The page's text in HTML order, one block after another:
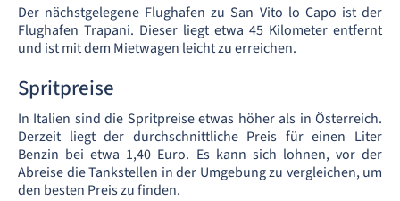
Der nächstgelegene Flughafen zu San Vito lo Capo ist der
Flughafen Trapani. Dieser liegt etwa 45 Kilometer entfernt
und ist mit dem Mietwagen leicht zu erreichen.
Spritpreise
In Italien sind die Spritpreise etwas höher als in Österreich.
Derzeit liegt der durchschnittliche Preis für einen Liter
Benzin bei etwa 1,40 Euro. Es kann sich lohnen, vor der
Abreise die Tankstellen in der Umgebung zu vergleichen, um
den besten Preis zu finden.